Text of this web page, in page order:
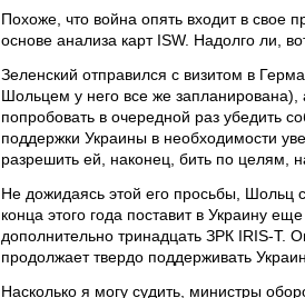
Похоже, что война опять входит в свое
основе анализа карт ISW. Надолго ли,
Зеленский отправился с визитом в
Шольцем у него все же запланирована),
попробовать в очередной раз убедить
поддержки Украины в необходимости
разрешить ей, наконец, бить по целям,
Не дожидаясь этой его просьбы, Шольц
конца этого года поставит в Украину
дополнительно тринадцать ЗРК IRIS-T.
продолжает твердо поддерживать
Насколько я могу судить, министры